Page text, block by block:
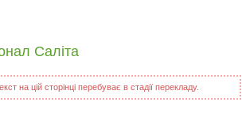
Саліта
на цій сторінці перебуває в стадії перекладу.